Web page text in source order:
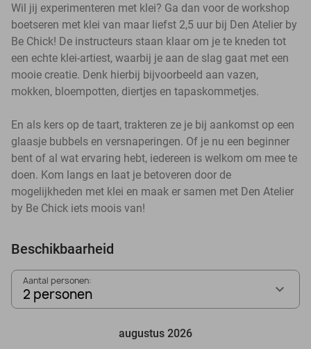
Wil jij experimenteren met klei? Ga dan voor de workshop
boetseren met klei van maar liefst 2,5 uur bij Den Atelier by
Be Chick! De instructeurs staan klaar om je te kneden tot
een echte klei-artiest, waarbij je aan de slag gaat met een
mooie creatie. Denk hierbij bijvoorbeeld aan vazen,
mokken, bloempotten, diertjes en tapaskommetjes.
En als kers op de taart, trakteren ze je bij aankomst op een
glaasje bubbels en versnaperingen. Of je nu een beginner
bent of al wat ervaring hebt, iedereen is welkom om mee te
doen. Kom langs en laat je betoveren door de
mogelijkheden met klei en maak er samen met Den Atelier
by Be Chick iets moois van!
Beschikbaarheid
Aantal personen:
2 personen
augustus 2026